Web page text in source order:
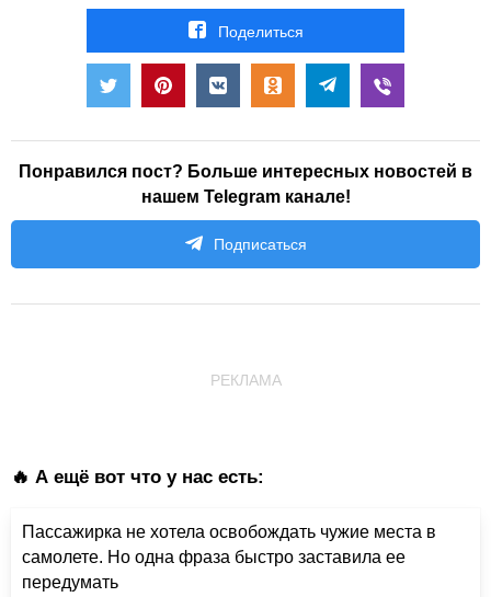
Поделиться
Понравился пост? Больше интересных новостей в
нашем Telegram канале!
Подписаться
РЕКЛАМА
🔥 А ещё вот что у нас есть:
Пассажирка не хотела освобождать чужие места в
самолете. Но одна фраза быстро заставила ее
передумать